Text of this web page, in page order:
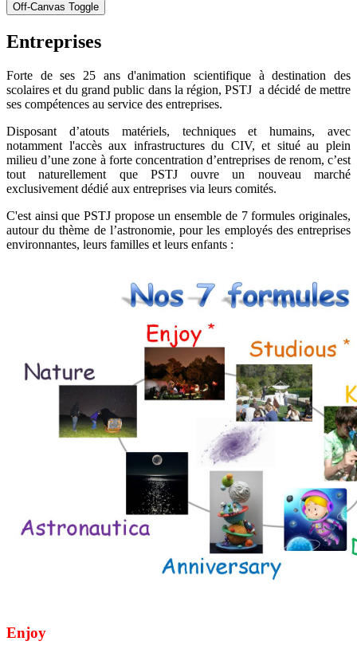
Off-Canvas Toggle
Entreprises
Forte de ses 25 ans d'animation scientifique à destination des
scolaires et du grand public dans la région, PSTJ a décidé de mettre
ses compétences au service des entreprises.
Disposant d’atouts matériels, techniques et humains, avec
notamment l'accès aux infrastructures du CIV, et situé au plein
milieu d’une zone à forte concentration d’entreprises de renom, c’est
tout naturellement que PSTJ ouvre un nouveau marché
exclusivement dédié aux entreprises via leurs comités.
C'est ainsi que PSTJ propose un ensemble de 7 formules originales,
autour du thème de l’astronomie, pour les employés des entreprises
environnantes, leurs familles et leurs enfants :
Enjoy